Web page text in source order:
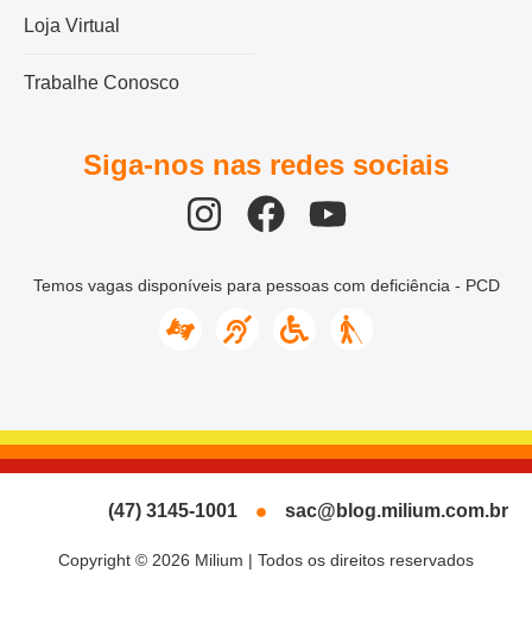
Loja Virtual
Trabalhe Conosco
Siga-nos nas redes sociais
Temos vagas disponíveis para pessoas com deficiência - PCD
Copyright © 2026 Milium | Todos os direitos reservados
(47) 3145-1001 sac@blog.milium.com.br